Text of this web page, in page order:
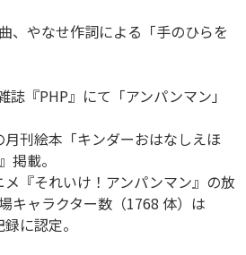
、やなせ作詞による「手のひらを
誌『PHP』にて「アンパンマン」
刊絵本「キンダーおはなしえほ
掲載。
『それいけ！アンパンマン』の放
キャラクター数（1768 体）は
に認定。